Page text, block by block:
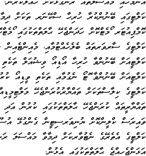
ފެކަލްޓީގައި ބޭނުންކުރާ ހުރިހާ ސްކޭނަރ ތަކަށް
ކޮމްޕިއުޓަރ ފޯމެޓްކޮށް ހަދަންޖެހޭ ޙާލަތްތަކުގައި
ފެކަލްޓީގެ ސާރވަރތައް ބެލެހެއްޓުމާއި، މެއިންޓެއިން
ފެކަލްޓީއަށް ބޭނުންވާ ހުރިހާ އޯޑިއޯ ވިޝުއަލް
ފެކަލްޓީއަށް ބޭނުންވާ ފޮޓޯ ނެގުމާއި ތަކެތި ވީޑިއޯ
ފެކަލްޓީގެ ކިލާސްތަކަށް ތައްޔާރުކުރަންޖެހޭ
ތައްޔާރީތައް ކުރަންޖެހޭ ޙާލަތްތަކުގައި ކުރުން
ވައިރަސް ކްލީންކޮށް ޔުނިވަރސިޓީން ގެންގުޅޭ
ފެކަލްޓީގެ އެތެރޭގެ ނެޓުވާރކަށް ދިމާވާ މައްސަލަ
އަޅަންޖެހިއްޖެ ޙާލަތްތަކުގައި އެޅުން.